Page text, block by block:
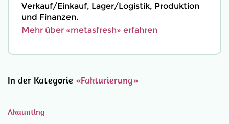
Verkauf/Einkauf, Lager/Logistik, Produktion
und Finanzen.
Mehr über «metasfresh» erfahren
In der Kategorie «Fakturierung»
Akaunting